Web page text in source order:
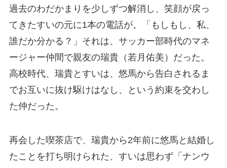
過去のわだかまりを少しずつ解消し、笑顔が戻っ
てきたすいの元に1本の電話が。「もしもし、私、
誰だか分かる？」それは、サッカー部時代のマネ
ージャー仲間で親友の瑞貴（若月佑美）だった。
高校時代、瑞貴とすいは、悠馬から告白されるま
でお互いに抜け駆けはなし、という約束を交わし
た仲だった。
再会した喫茶店で、瑞貴から2年前に悠馬と結婚し
たことを打ち明けられた、すいは思わず「ナンウ